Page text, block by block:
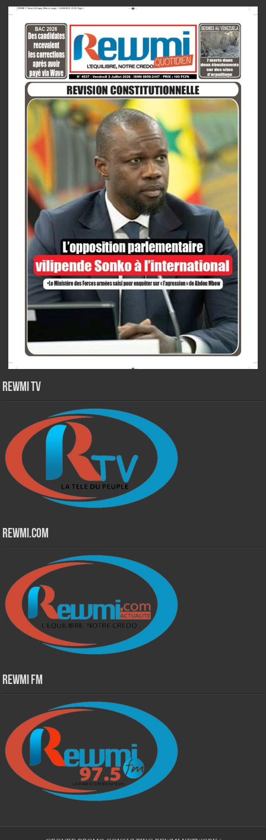
Rewmi TV
Rewmi.Com
Rewmi Fm